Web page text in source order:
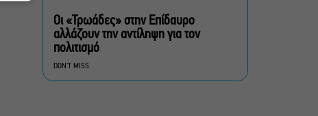
Χριστίνας Κυριαζίδη στο
Δημοτικό Θέατρο Πειραιά
Σπηλιόπουλου στην
Οι «Τρωάδες» στην Επίδαυρο
αλλάζουν την αντίληψη για τον
πολιτισμό
DON'T MISS